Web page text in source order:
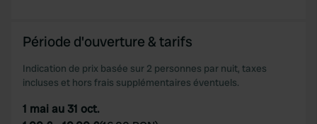
Période d'ouverture & tarifs
Indication de prix basée sur 2 personnes par nuit, taxes
incluses et hors frais supplémentaires éventuels.
1 mai au 31 oct.